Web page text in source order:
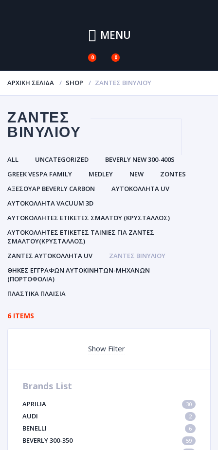
MENU
0 0
ΑΡΧΙΚΉ ΣΕΛΊΔΑ SHOP ΖΆΝΤΕΣ ΒΙΝΥΛΊΟΥ
ΖΆΝΤΕΣ
ΒΙΝΥΛΊΟΥ
ALL UNCATEGORIZED
BEVERLY NEW 300-400S
GREEK VESPA FAMILY
MEDLEY NEW
ZONTES
ΑΞΕΣΟΥΑΡ BEVERLY CARBON
ΑΥΤΟΚΌΛΛΗΤΑ UV
ΑΥΤΟΚΌΛΛΗΤΑ VACUUM 3D
ΑΥΤΟΚΌΛΛΗΤΕΣ ΕΤΙΚΈΤΕΣ ΣΜΆΛΤΟΥ (ΚΡΥΣΤΑΛΛΟΣ)
ΑΥΤΟΚΌΛΛΗΤΕΣ ΕΤΙΚΈΤΕΣ ΤΑΙΝΊΕΣ ΓΙΑ ΖΆΝΤΕΣ
ΣΜΆΛΤΟΥ(ΚΡΎΣΤΑΛΛΟΣ)
ΖΆΝΤΕΣ ΑΥΤΟΚΌΛΛΗΤΑ UV
ΖΆΝΤΕΣ ΒΙΝΥΛΊΟΥ
ΘΉΚΕΣ ΕΓΓΡΆΦΩΝ ΑΥΤΟΚΙΝΗΤΩΝ-ΜΗΧΑΝΩΝ
(ΠΟΡΤΟΦΌΛΙΑ)
ΠΛΑΣΤΙΚΆ ΠΛΑΊΣΙΑ
6 ITEMS
Show Filter
Brands List
APRILIA 30
AUDI 2
BENELLI 6
BEVERLY 300-350 59